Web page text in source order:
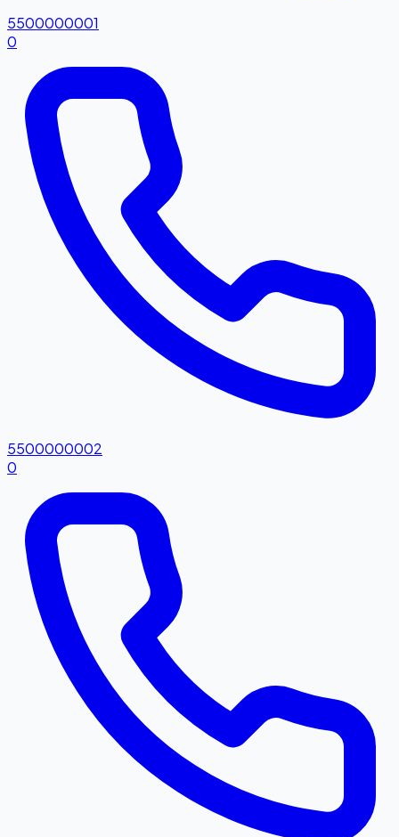
5500000001
0
5500000002
0